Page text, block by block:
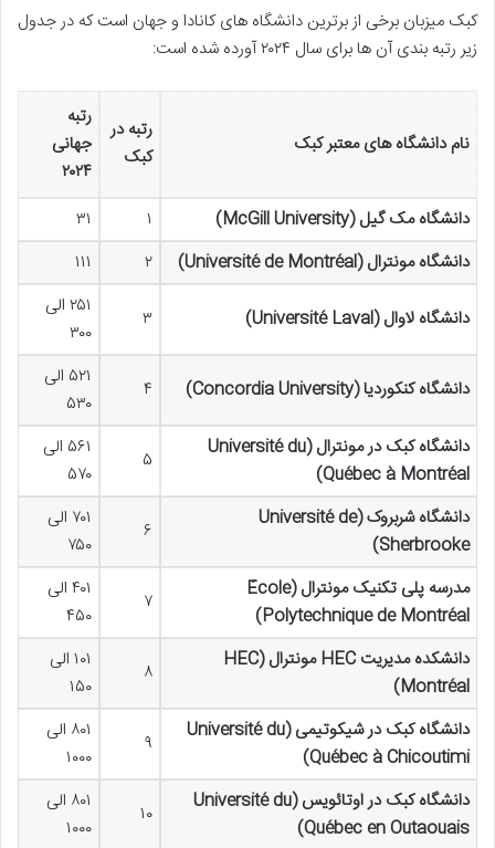
کبک میزبان برخی از برترین دانشگاه های کانادا و جهان است که در جدول
زیر رتبه بندی آن ها برای سال ۲۰۲۴ آورده شده است:
نام دانشگاه های معتبر کبک
رتبه در
کبک
رتبه
جهانی
۲۰۲۴
دانشگاه مک گیل (McGill University)
۱
۳۱
دانشگاه مونترال (Université de Montréal)
۲ ۱۱۱
دانشگاه لاوال (Université Laval) ۳
۲۵۱ الی
۳۰۰
دانشگاه کنکوردیا (Concordia University) ۴
۵۲۱ الی
۵۳۰
دانشگاه کبک در مونترال (Université du
Québec à Montréal)
۵
۵۶۱ الی
۵۷۰
دانشگاه شربروک (Université de
Sherbrooke)
۶
۷۰۱ الی
۷۵۰
مدرسه پلی تکنیک مونترال (École
Polytechnique de Montréal)
۷
۴۰۱ الی
۴۵۰
دانشکده مدیریت HEC مونترال (HEC
Montréal)
۸
۱۰۱ الی
۱۵۰
دانشگاه کبک در شیکوتیمی (Université du
Québec à Chicoutimi)
۹
۸۰۱ الی
۱۰۰۰
دانشگاه کبک در اوتائویس (Université du
Québec en Outaouais)
۱۰
۸۰۱ الی
۱۰۰۰